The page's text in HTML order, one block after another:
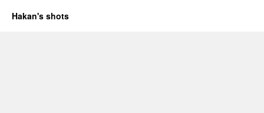
Hakan's shots